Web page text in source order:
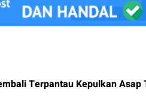
Terpantau Kepulkan Asap